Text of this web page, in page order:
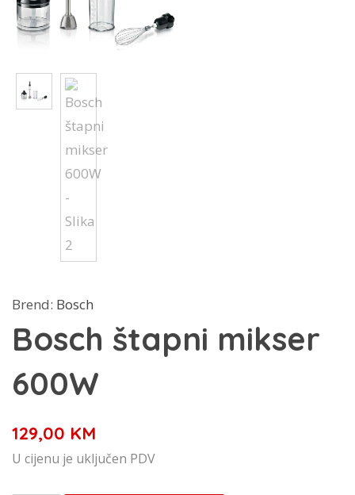
Brend: Bosch
Bosch štapni mikser
600W
129,00 KM
U cijenu je uključen PDV